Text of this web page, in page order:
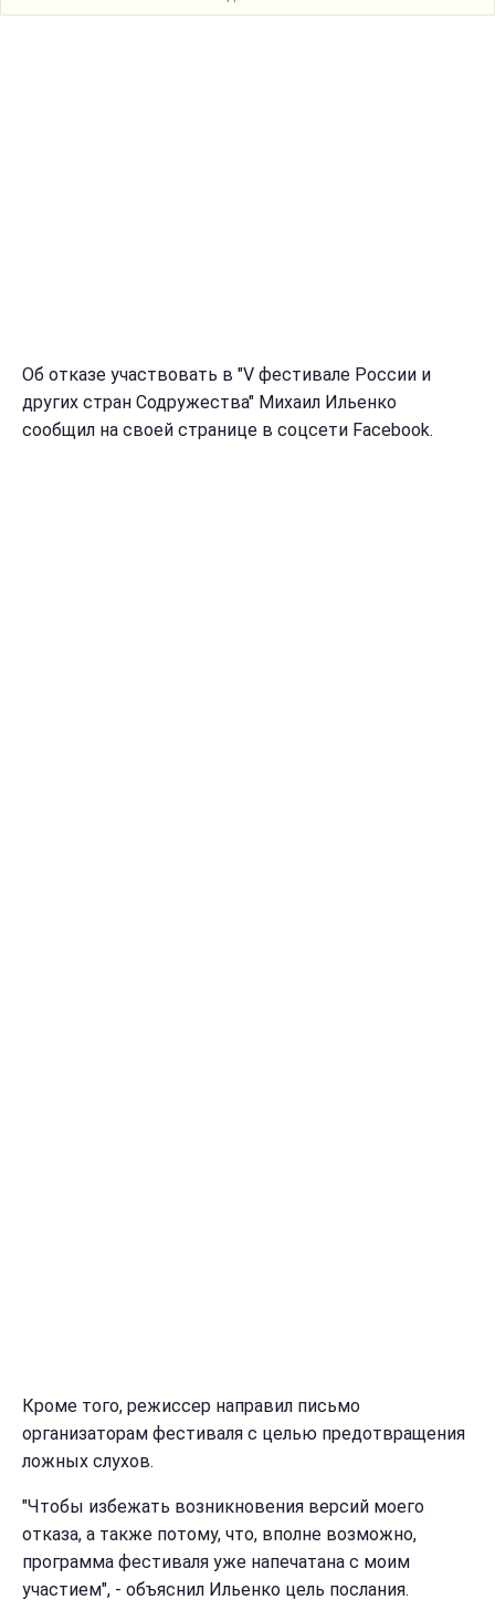
Об отказе участвовать в "V фестивале России и
других стран Содружества" Михаил Ильенко
сообщил на своей странице в соцсети Facebook.
Кроме того, режиссер направил письмо
организаторам фестиваля с целью предотвращения
ложных слухов.
"Чтобы избежать возникновения версий моего
отказа, а также потому, что, вполне возможно,
программа фестиваля уже напечатана с моим
участием", - объяснил Ильенко цель послания.